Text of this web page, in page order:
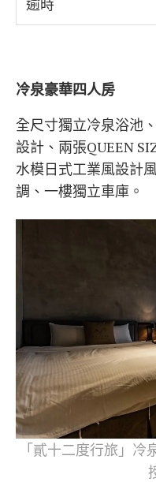
逾時
冷泉豪華四人房
全尺寸獨立冷泉浴池
設計、兩張QUEEN
水模日式工業風設計
調、一樓獨立車庫。
「貳十二度行旅」